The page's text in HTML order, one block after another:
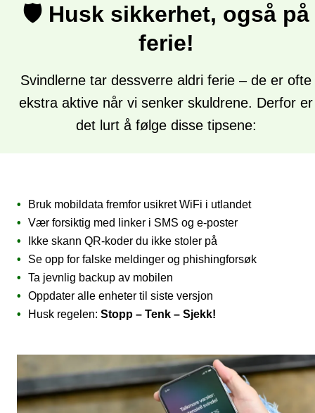
🛡️ Husk sikkerhet, også på
ferie!
Svindlerne tar dessverre aldri ferie – de er ofte
ekstra aktive når vi senker skuldrene. Derfor er
det lurt å følge disse tipsene:
Bruk mobildata fremfor usikret WiFi i utlandet
Vær forsiktig med linker i SMS og e-poster
Ikke skann QR-koder du ikke stoler på
Se opp for falske meldinger og phishingforsøk
Ta jevnlig backup av mobilen
Oppdater alle enheter til siste versjon
Husk regelen: Stopp – Tenk – Sjekk!